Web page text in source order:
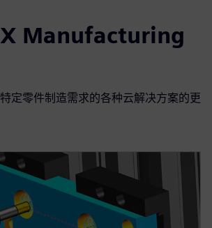
Manufacturing
定零件制造需求的各种云解决方案的更